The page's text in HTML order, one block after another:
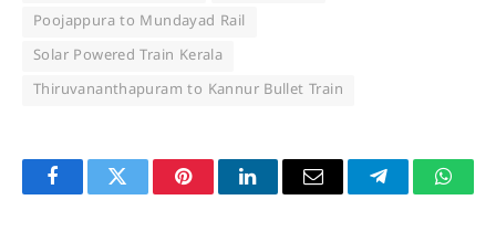
Poojappura to Mundayad Rail
Solar Powered Train Kerala
Thiruvananthapuram to Kannur Bullet Train
FacebookTwitter PinterestLinkedInEmail Telegram